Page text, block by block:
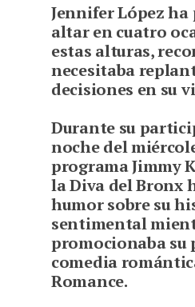
Jennifer López ha
altar en cuatro
estas alturas,
necesitaba
decisiones en su
Durante su
noche del
programa Jimmy
la Diva del Bronx
humor sobre su
sentimental
promocionaba su
comedia
Romance.